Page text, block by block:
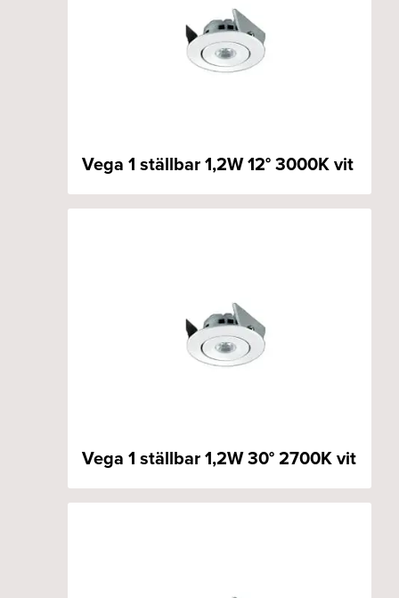
Vega 1 ställbar 1,2W 12° 3000K vit
Vega 1 ställbar 1,2W 30° 2700K vit